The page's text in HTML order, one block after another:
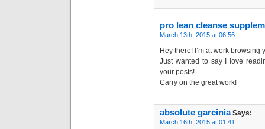
pro lean cleanse
March 13th, 2015 at 06:56
Hey there! I’m at work
Just wanted to say I love
your posts!
Carry on the great work!
absolute garciniaSays:
March 16th, 2015 at 01:41